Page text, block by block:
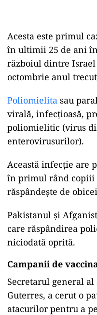
Acesta este primul
în ultimii 25 de ani
războiul dintre Israel
octombrie anul
Poliomielita sau
virală, infecțioasă,
poliomielitic (virus
enterovirusurilor).
Această infecție are
în primul rând copiii
răspândește de
Pakistanul și
care răspândirea
niciodată oprită.
Campanii de
Secretarul general
Guterres, a cerut o
atacurilor pentru a